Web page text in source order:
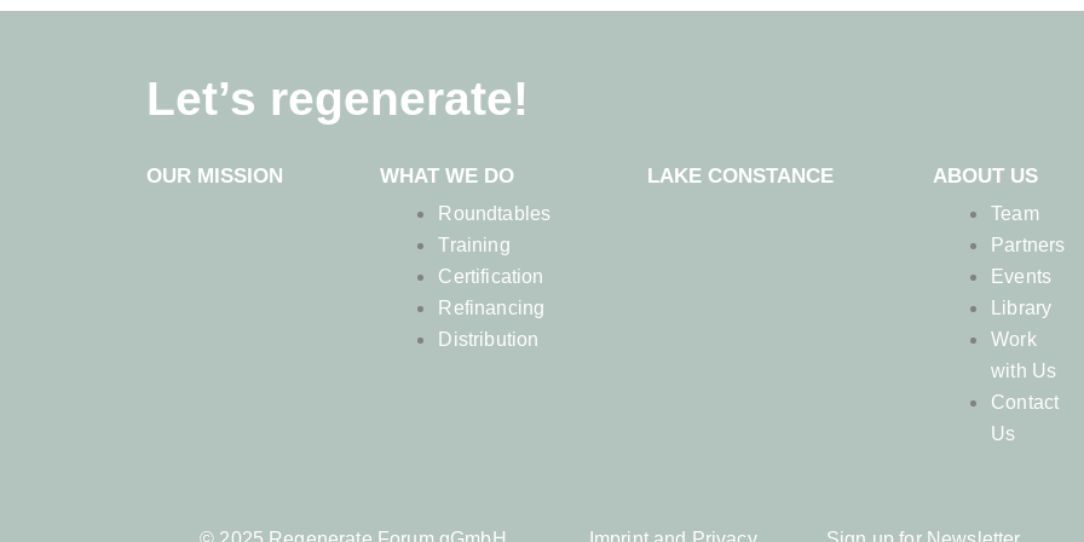
Let’s regenerate!
OUR MISSION WHAT WE DO
Roundtables
Training
Certification
Refinancing
Distribution
LAKE CONSTANCE ABOUT US
Team
Partners
Events
Library
Work
with Us
Contact
Us